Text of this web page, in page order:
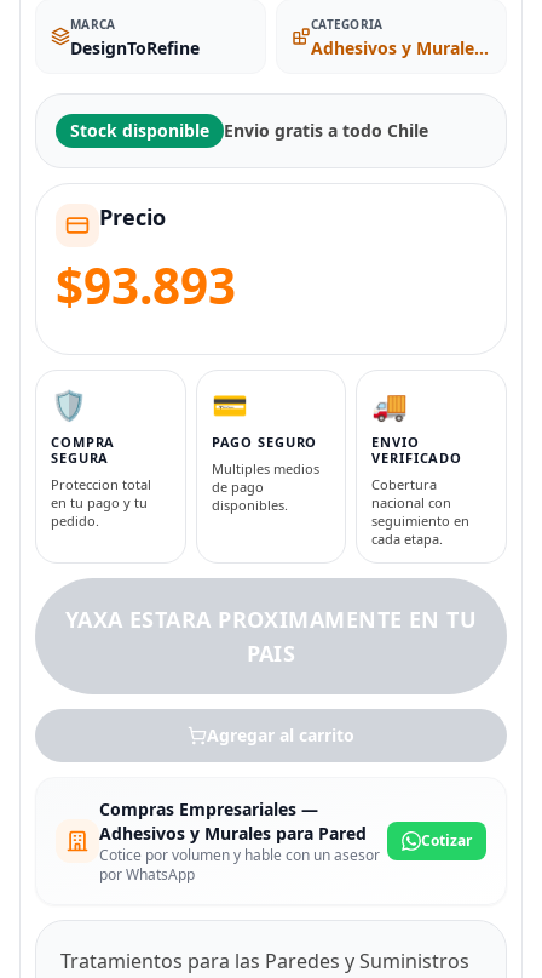
MARCA
DesignToRefine
CATEGORIA
Adhesivos y Murales para Pared
Stock disponible Envio gratis a todo Chile
Precio
$93.893
🛡️
COMPRA
SEGURA
Proteccion total
en tu pago y tu
pedido.
💳
PAGO SEGURO
Multiples medios
de pago
disponibles.
🚚
ENVIO
VERIFICADO
Cobertura
nacional con
seguimiento en
cada etapa.
YAXA ESTARA PROXIMAMENTE EN TU
PAIS
Agregar al carrito
Compras Empresariales —
Adhesivos y Murales para Pared
Cotice por volumen y hable con un asesor
por WhatsApp
Cotizar
Tratamientos para las Paredes y Suministros